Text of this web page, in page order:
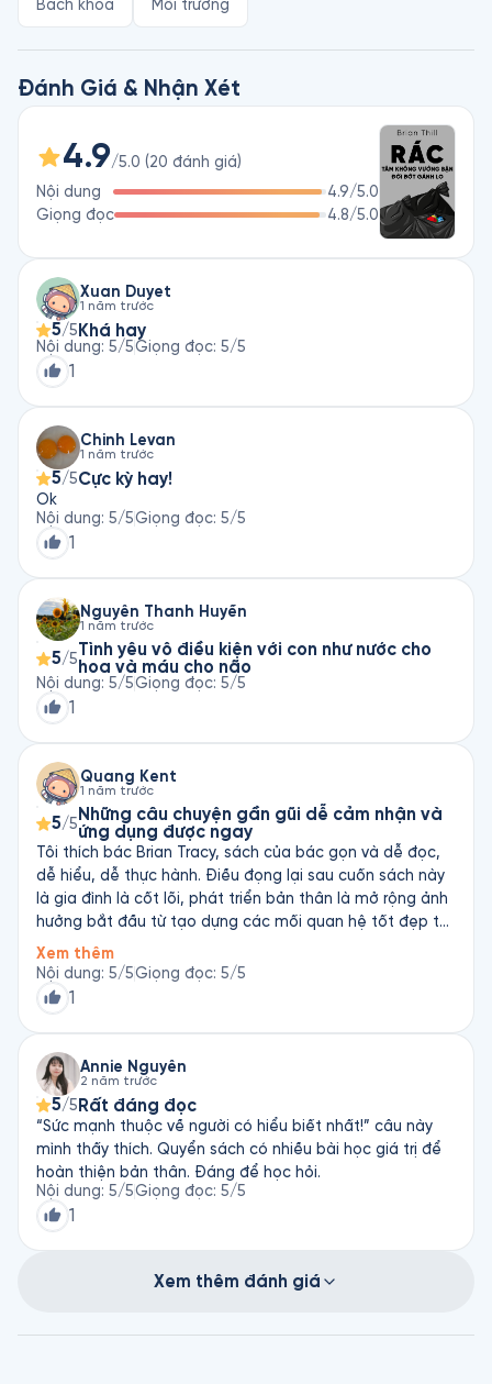
làm việc cho các tờ báo uy tín như The Atlantic, The
Bách khoa Môi trường
Đánh Giá & Nhận Xét
4.9/5.0 (20 đánh giá)
Nội dung
4.9/5.0
Giọng đọc
4.8/5.0
Xuan Duyet
1 năm trước
5/5 Khá hay
Nội dung: 5/5Giọng đọc: 5/5
1
Chinh Levan
1 năm trước
5/5Cực kỳ hay!
Ok
Nội dung: 5/5Giọng đọc: 5/5
1
Nguyễn Thanh Huyền
1 năm trước
5/5Tình yêu vô điều kiện với con như nước cho
hoa và máu cho não
Nội dung: 5/5Giọng đọc: 5/5
1
Quang Kent
1 năm trước
5/5 Những câu chuyện gần gũi dễ cảm nhận và
ứng dụng được ngay
Tôi thích bác Brian Tracy, sách của bác gọn và dễ đọc,
dễ hiểu, dễ thực hành. Điều đọng lại sau cuốn sách này
là gia đình là cốt lõi, phát triển bản thân là mở rộng ảnh
hưởng bắt đầu từ tạo dựng các mối quan hệ tốt đẹp từ
trong nhà trước. Xin cảm ơn Fonos vì cuốn sách hay.
Xem thêm
Nội dung: 5/5Giọng đọc: 5/5
1
Annie Nguyễn
2 năm trước
5/5 Rất đáng đọc
“Sức mạnh thuộc về người có hiểu biết nhất!” câu này
mình thấy thích. Quyển sách có nhiều bài học giá trị để
hoàn thiện bản thân. Đáng để học hỏi.
Nội dung: 5/5Giọng đọc: 5/5
1
Xem thêm đánh giá